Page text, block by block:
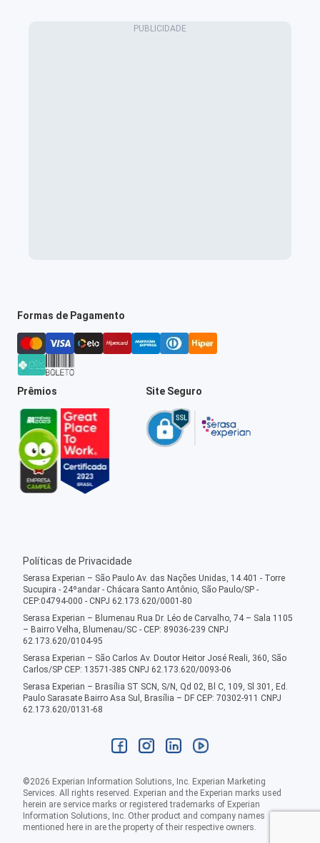
Formas de Pagamento
Prêmios Site Seguro
Políticas de Privacidade
Serasa Experian – São Paulo Av. das Nações Unidas, 14.401 - Torre
Sucupira - 24ºandar - Chácara Santo Antônio, São Paulo/SP -
CEP:04794-000 - CNPJ 62.173.620/0001-80
Serasa Experian – Blumenau Rua Dr. Léo de Carvalho, 74 – Sala 1105
– Bairro Velha, Blumenau/SC - CEP: 89036-239 CNPJ
62.173.620/0104-95
Serasa Experian – São Carlos Av. Doutor Heitor José Reali, 360, São
Carlos/SP CEP: 13571-385 CNPJ 62.173.620/0093-06
Serasa Experian – Brasília ST SCN, S/N, Qd 02, Bl C, 109, Sl 301, Ed.
Paulo Sarasate Bairro Asa Sul, Brasília – DF CEP: 70302-911 CNPJ
62.173.620/0131-68
©2026 Experian Information Solutions, Inc. Experian Marketing
Services. All rights reserved. Experian and the Experian marks used
herein are service marks or registered trademarks of Experian
Information Solutions, Inc. Other product and company names
mentioned here in are the property of their respective owners.